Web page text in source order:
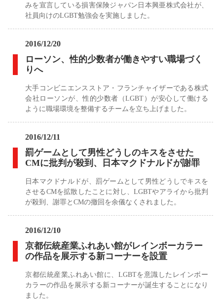
みを宣言している損害保険ジャパン日本興亜株式会社が、
社員向けのLGBT勉強会を実施しました。
2016/12/20
ローソン、性的少数者が働きやすい職場づく
りへ
大手コンビニエンスストア・フランチャイザーである株式
会社ローソンが、性的少数者（LGBT）が安心して働ける
ように職場環境を整備するチームを立ち上げました。
2016/12/11
罰ゲームとして男性どうしのキスをさせた
CMに批判が殺到、日本マクドナルドが謝罪
日本マクドナルドが、罰ゲームとして男性どうしでキスを
させるCMを拡散したことに対し、LGBTやアライから批判
が殺到、謝罪とCMの撤回を余儀なくされました。
2016/12/10
京都伝統産業ふれあい館がレインボーカラー
の作品を展示する新コーナーを設置
京都伝統産業ふれあい館に、LGBTを意識したレインボー
カラーの作品を展示する新コーナーが誕生することになり
ました。